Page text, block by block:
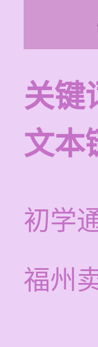
关键
文本
初学
福州